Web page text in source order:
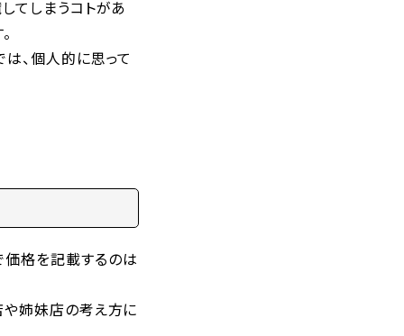
てしまうコトがあ
、個人的に思って
格を記載するのは
や姉妹店の考え方に